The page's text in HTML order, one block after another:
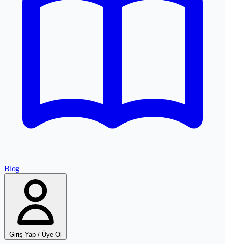
Blog
Giriş Yap / Üye Ol